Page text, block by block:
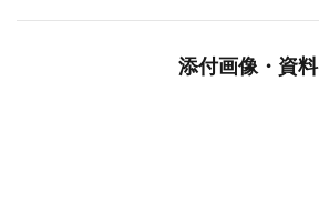
添付画像・資料